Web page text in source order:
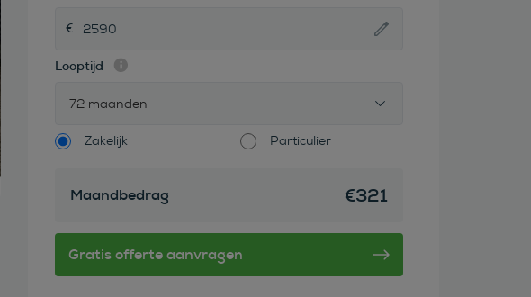
Looptijd
72 maanden
Zakelijk Particulier
Maandbedrag €321